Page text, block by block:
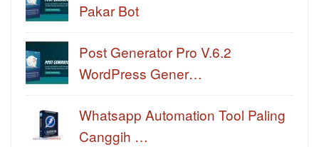
Pakar Bot
Post Generator Pro V.6.2
WordPress Gener…
Whatsapp Automation Tool Paling
Canggih …